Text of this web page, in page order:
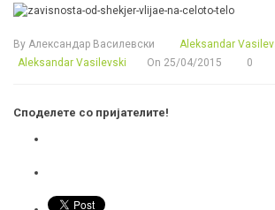
By Александар Василевски
Aleksandar
Aleksandar Vasilevski
On 25/04/2015 0
Споделете со пријателите!